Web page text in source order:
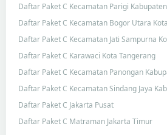
Daftar Paket C Kecamatan Parigi
Daftar Paket C Kecamatan Bogor Utara
Daftar Paket C Kecamatan Jati Sampurna
Daftar Paket C Karawaci Kota Tangerang
Daftar Paket C Kecamatan Panongan
Daftar Paket C Kecamatan Sindang Jaya
Daftar Paket C Jakarta Pusat
Daftar Paket C Matraman Jakarta Timur